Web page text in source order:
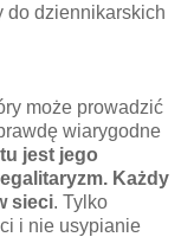
do dziennikarskich
może prowadzić
wiarygodne
jest jego
Każdy
sieci. Tylko
i nie usypianie